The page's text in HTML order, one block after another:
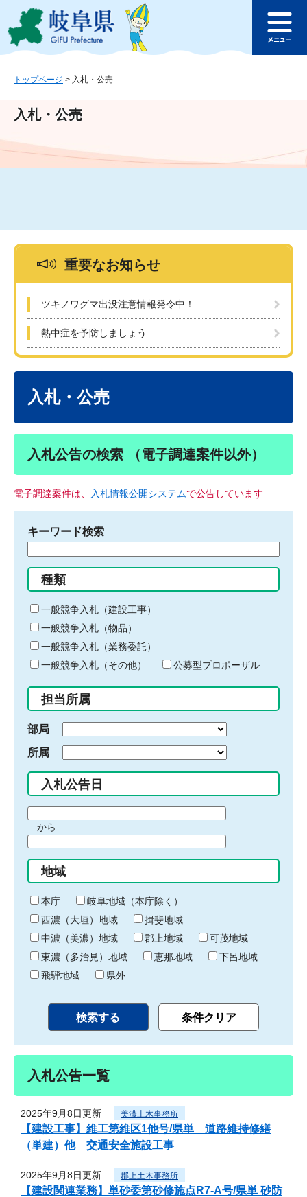
ジ
ュ
文
このページの本文へ
ュ
トップページ > 入札・公売
入札・公売
重要なお知らせ
ツキノワグマ出没注意情報発令中！
熱中症を予防しましょう
入札・公売
入札公告の検索 （電子調達案件以外）
電子調達案件は、 入札情報公開システムで公告しています
キーワード検索
る
キ
ー
ワ
ー
ド
入
力
種類
一般競争入札（建設工事）
一般競争入札（物品）
一般競争入札（業務委託）
一般競争入札（その他）
公募型プロポーザル
担当所属
部局
所属
入札公告日
間
始
り
から
間
終
わ
り
地域
本庁
岐阜地域（本庁除く）
西濃（大垣）地域
揖斐地域
中濃（美濃）地域
郡上地域
可茂地域
東濃（多治見）地域
恵那地域
下呂地域
飛騨地域
県外
入札公告一覧
2025年9月8日更新 美濃土木事務所
【建設工事】維工第維区1他号/県単 道路維持修繕
（単建）他 交通安全施設工事
2025年9月8日更新 郡上土木事務所
【建設関連業務】単砂委第砂修施点R7-A号/県単 砂防